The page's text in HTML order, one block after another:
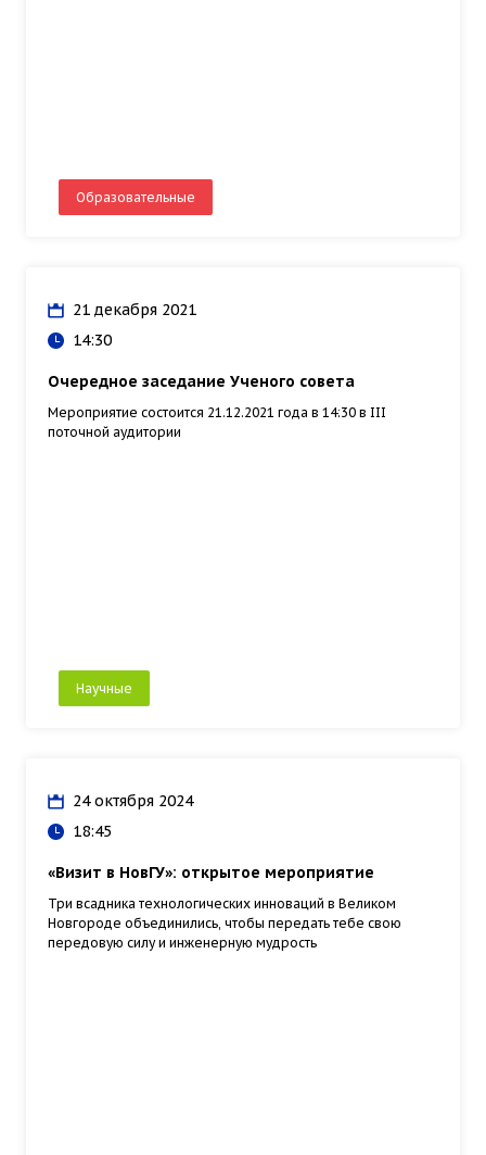
Образовательные
21 декабря 2021
14:30
Очередное заседание Ученого совета
Мероприятие состоится 21.12.2021 года в 14:30 в III
поточной аудитории
Научные
24 октября 2024
18:45
«Визит в НовГУ»: открытое мероприятие
Три всадника технологических инноваций в Великом
Новгороде объединились, чтобы передать тебе свою
передовую силу и инженерную мудрость